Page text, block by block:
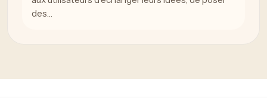
des…